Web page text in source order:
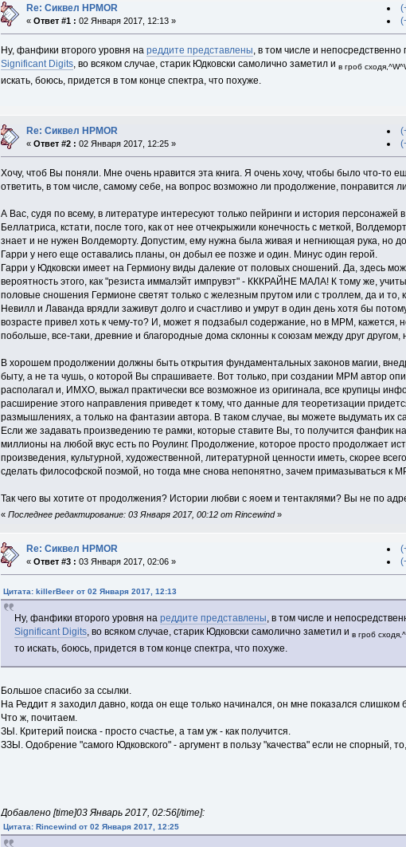
Re: Сиквел HPMOR
«Ответ #1 : 02 Января 2017, 12:13 »
Ну, фанфики второго уровня на реддите представлены, в том числе и
Significant Digits, во всяком случае, старик Юдковски самолично заметил и в гроб
искать, боюсь, придется в том конце спектра, что похуже.
Re: Сиквел HPMOR
«Ответ #2 : 02 Января 2017, 12:25 »
Хочу, чтоб Вы поняли. Мне очень нравится эта книга. Я очень хочу, чтобы было что-
ответить, в том числе, самому себе, на вопрос возможно ли продолжение, понравится
А Вас, судя по всему, в литературе интересуют только пейринги и история персонажей
Беллатриса, кстати, после того, как от нее отчекрыжили конечность с меткой,
знает и не нужен Волдеморту. Допустим, ему нужна была живая и негниющая рука, но
Гарри у него еще оставались планы, он добыл ее позже и один. Минус один герой.
Гарри у Юдковски имеет на Гермиону виды далекие от половых сношений. Да, здесь
вероятность этого, как "резиста иммалэйт импрувэт" - КККРАЙНЕ МАЛА! К тому же,
половые сношения Гермионе светят только с железным прутом или с троллем, да и то,
Невилл и Лаванда врядли заживут долго и счастливо и умрут в один день хотя бы
возрасте привел хоть к чему-то? И, может я подзабыл содержание, но в МРМ,
побольше, все-таки, древние и благородные дома склонны к союзам между друг
В хорошем продолжении должны быть открытия фундаментальных законов магии,
быту, а не та чушь, о которой Вы спрашиваете. Вот только, при создании МРМ автор
располагал и, ИМХО, выжал практически все возможное из оригинала, все крупицы
расширение этого направления приведет к тому, что данные для теоретизации
размышлениях, а только на фантазии автора. В таком случае, вы можете выдумать их
Если же задавать произведению те рамки, которые ставите Вы, то получится фанфик
миллионы на любой вкус есть по Роулинг. Продолжение, которое просто продолжает
произведения, культурной, художественной, литературной ценности иметь, скорее
сделать философской поэмой, но тогда мне снова непонятно, зачем примазываться к
Так чего вы хотите от продолжения? Истории любви с яоем и тентаклями? Вы не по
« Последнее редактирование: 03 Января 2017, 00:12 от Rincewind»
Re: Сиквел HPMOR
«Ответ #3 : 03 Января 2017, 02:06 »
Цитата: killerBeer от 02 Января 2017, 12:13
Ну, фанфики второго уровня нареддите представлены, в том числе и
Significant Digits, во всяком случае, старик Юдковски самолично заметил ив гроб
то искать, боюсь, придется в том конце спектра, что похуже.
Большое спасибо за ссылки.
На Реддит я заходил давно, когда он еще только начинался, он мне показался
Что ж, почитаем.
ЗЫ. Критерий поиска - просто счастье, а там уж - как получится.
ЗЗЫ. Одобрение "самого Юдковского" - аргумент в пользу "качества" если не спорный,
Добавлено [time]03 Январь 2017, 02:56[/time]:
Цитата: Rincewind от 02 Января 2017, 12:25